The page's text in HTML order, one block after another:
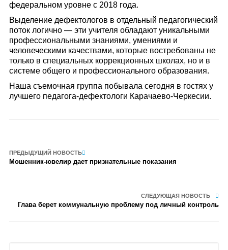
федеральном уровне с 2018 года.
Выделение дефектологов в отдельный педагогический
поток логично — эти учителя обладают уникальными
профессиональными знаниями, умениями и
человеческими качествами, которые востребованы не
только в специальных коррекционных школах, но и в
системе общего и профессионального образования.
Наша съемочная группа побывала сегодня в гостях у
лучшего педагога-дефектологи Карачаево-Черкесии.
ПРЕДЫДУЩИЙ НОВОСТЬ
Мошенник-ювелир дает признательные показания
СЛЕДУЮЩАЯ НОВОСТЬ
Глава берет коммунальную проблему под личный контроль